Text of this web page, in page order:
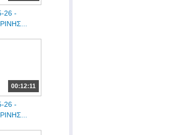
26 -
00:12:11
26 -